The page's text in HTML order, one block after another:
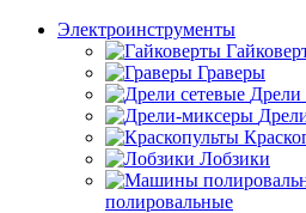
Электроинструменты
Граверы
Дрели
Лобзики
полировальные